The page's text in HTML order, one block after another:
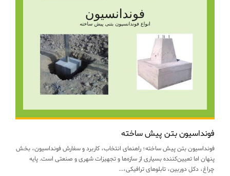
فونداسیون بتن پیش ساخته
فونداسیون بتن پیش ساخته؛ راهنمای انتخاب، کاربرد و سفارش فونداسیون، بخش
پنهان اما تعیین‌کننده بسیاری از سازه‌ها و تجهیزات شهری و صنعتی است. پایه
چراغ، دکل دوربین، تابلوهای ترافیکی،...